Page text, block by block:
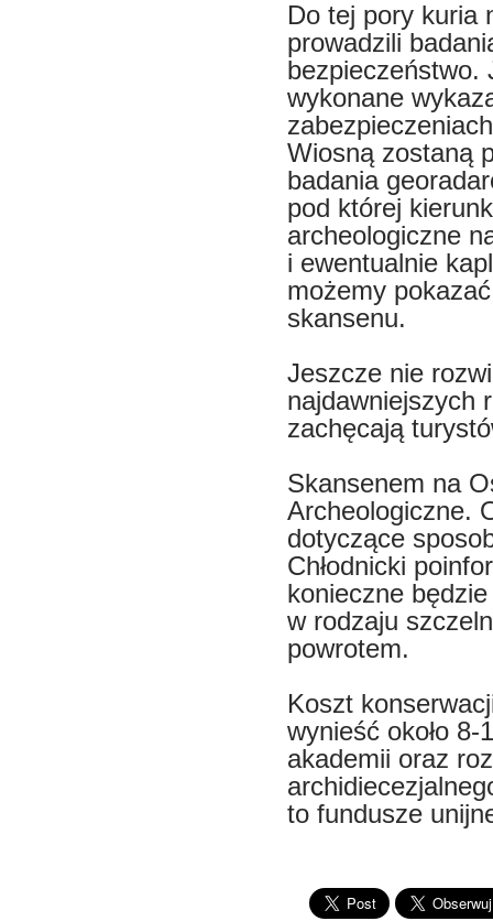
Do tej pory kuria
prowadzili
bezpieczeństwo.
wykonane
Wiosną zostaną
badania
pod której
archeologiczne
i ewentualnie
możemy
skansenu.
Jeszcze nie
najdawniejszych
zachęcają
Skansenem na
Archeologiczne.
dotyczące
Chłodnicki
konieczne będzie
w rodzaju
powrotem.
Koszt
wynieść około
akademii oraz
to fundusze